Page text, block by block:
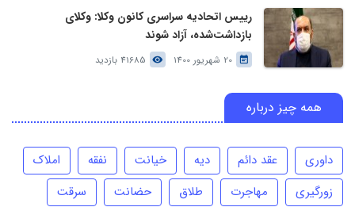
رییس اتحادیه سراسری کانون وکلا: وکلای
بازداشت‌شده، آزاد شوند
20 شهریور 1400 41685 بازدید
همه چیز درباره
داوری عقد دائم دیه خیانت نفقه
املاک
زورگیری
مهاجرت طلاق حضانت
سرقت